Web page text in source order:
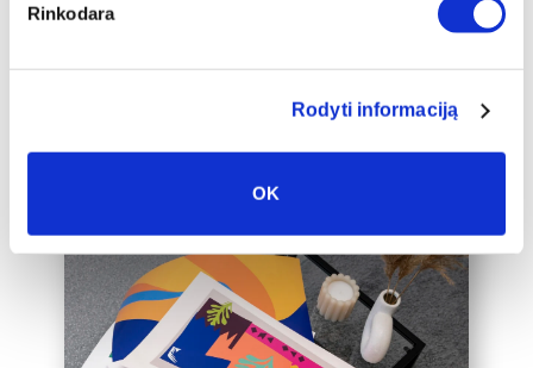
Rinkodara
Rodyti informaciją
OK
Jūsų jau turimą drobę, susisiekite su